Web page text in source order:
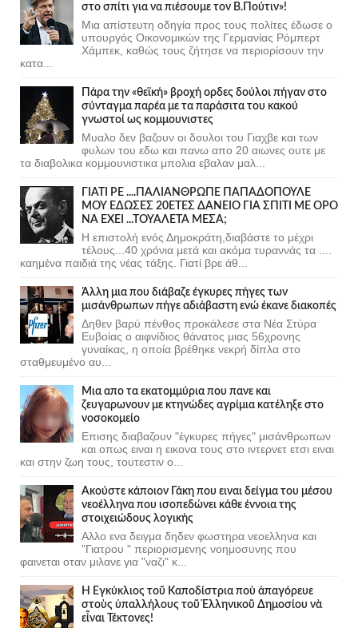
στο σπίτι για να πιέσουμε τον Β.Πούτιν»!
Μια απίστευτη οδηγία προς τους πολίτες έδωσε ο
υπουργός Οικονομικών της Γερμανίας Ρόμπερτ
Χάμπεκ, καθώς τους ζήτησε να περιορίσουν την
κατα...
Πάρα την «θεϊκή» βροχή ορδες δούλοι πήγαν στο
σύνταγμα παρέα με τα παράσιτα του κακού
γνωστοί ως κομμουνιστες
Μυαλο δεν βαζουν οι δουλοι του Γιαχβε και των
φυλων του εδω και πανω απο 20 αιωνες ουτε με
τα διαβολικα κομμουνιστικα μπολια εβαλαν μαλ...
ΓΙΑΤΙ ΡΕ ....ΠΑΛΙΑΝΘΡΩΠΕ ΠΑΠΑΔΟΠΟΥΛΕ
ΜΟΥ ΕΔΩΣΕΣ 20ΕΤΕΣ ΔΑΝΕΙΟ ΓΙΑ ΣΠΙΤΙ ΜΕ ΟΡΟ
ΝΑ ΕΧΕΙ ...ΤΟΥΑΛΕΤΑ ΜΕΣΑ;
Η επιστολή ενός Δημοκράτη,διαβάστε το μέχρι
τέλους...40 χρόνια μετά και ακόμα τυραννάς τα ....
καημένα παιδιά της νέας τάξης. Γιατί βρε άθ...
Άλλη μια που διάβαζε έγκυρες πήγες των
μισάνθρωπων πήγε αδιάβαστη ενώ έκανε διακοπές
Δηθεν βαρύ πένθος προκάλεσε στα Νέα Στύρα
Ευβοίας ο αιφνίδιος θάνατος μιας 56χρονης
γυναίκας, η οποία βρέθηκε νεκρή δίπλα στο
σταθμευμένο αυ...
Μια απο τα εκατομμύρια που πανε και
ζευγαρωνουν με κτηνώδες αγρίμια κατέληξε στο
νοσοκομείο
Επισης διαβαζουν "έγκυρες πήγες" μισάνθρωπων
και οπως ειναι η εικονα τους στο ιντερνετ ετσι ειναι
και στην ζωη τους, τουτεστιν ο...
Ακούστε κάποιον Γάκη που ειναι δείγμα του μέσου
νεοέλληνα που ισοπεδώνει κάθε έννοια της
στοιχειώδους λογικής
Αλλο ενα δειγμα δηδεν φωστηρα νεοελληνα και
"Γιατρου " περιορισμενης νοημοσυνης που
φαινεται οταν μιλανε για "ναζι" κ...
Ἡ Ἐγκύκλιος τοῦ Καποδίστρια ποὺ ἀπαγόρευε
στοὺς ὑπαλλήλους τοῦ Ἑλληνικοῦ Δημοσίου νὰ
εἶναι Τέκτονες!